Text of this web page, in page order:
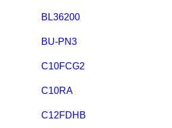
BL36200
BU-PN3
C10FCG2
C10RA
C12FDHB